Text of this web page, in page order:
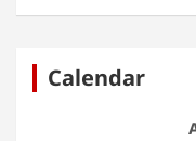
Calendar